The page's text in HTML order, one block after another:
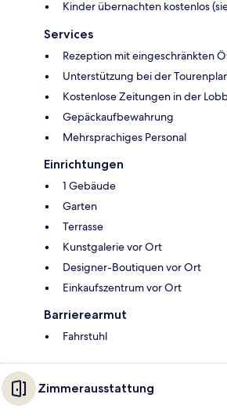
Kinder übernachten kostenlos
Services
Rezeption mit eingeschränkten
Unterstützung bei der
Kostenlose Zeitungen in der
Gepäckaufbewahrung
Mehrsprachiges Personal
Einrichtungen
1 Gebäude
Garten
Terrasse
Kunstgalerie vor Ort
Designer-Boutiquen vor Ort
Einkaufszentrum vor Ort
Barrierearmut
Fahrstuhl
Zimmerausstattung